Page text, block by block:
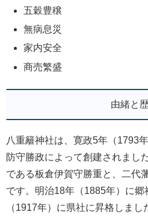
五穀豊穣
無病息災
家内安全
商売繁盛
由緒と
八重籬神社は、寛政5年（1793
防守勝政によって創建されまし
である板倉伊賀守勝重と、二代
です。明治18年（1885年）に
（1917年）に県社に昇格しまし